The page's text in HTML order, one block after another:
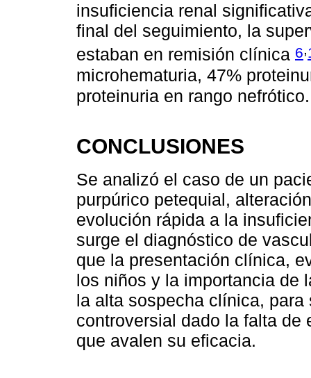
insuficiencia renal
final del seguimiento, la
estaban en remisión clínica 6,
microhematuria, 47%
proteinuria en rango
CONCLUSIONES
Se analizó el caso de un
purpúrico petequial,
evolución rápida a la
surge el diagnóstico de
que la presentación clínica,
los niños y la importancia de
la alta sospecha clínica,
controversial dado la falta de
que avalen su eficacia.